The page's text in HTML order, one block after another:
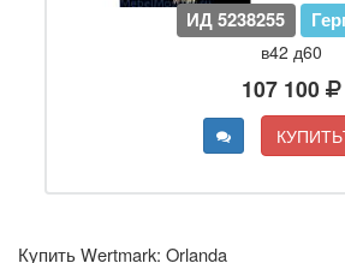
ИД 5238255
в42 д60
107 100
КУПИТЬ
Купить Wertmark: Orlanda